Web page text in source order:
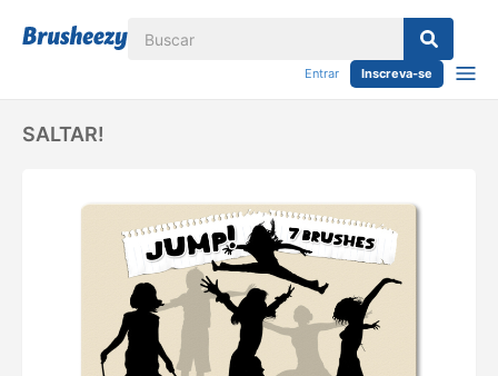
Entrar Inscreva-se
SALTAR!